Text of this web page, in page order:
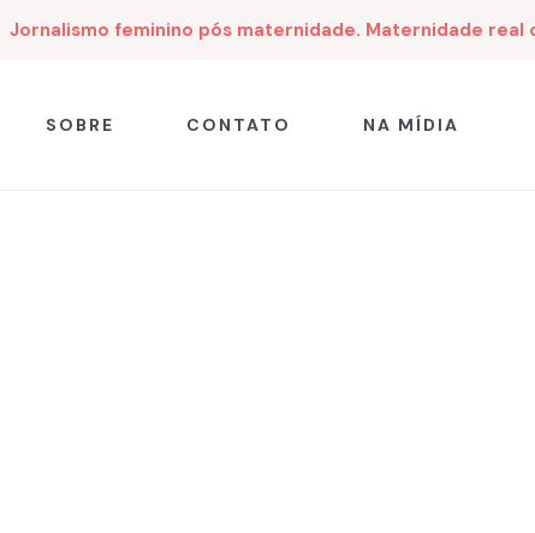
Jornalismo feminino pós maternidade. Maternidade real
SOBRE CONTATO NA MÍDIA